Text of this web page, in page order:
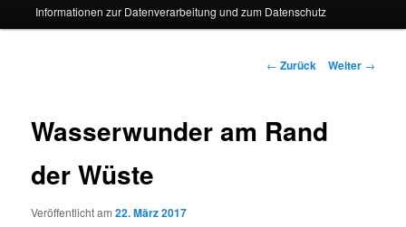
Informationen zur Datenverarbeitung und zum Datenschutz
Beitragsnavigation
← Zurück Weiter →
Wasserwunder am Rand
der Wüste
Veröffentlicht am22. März 2017